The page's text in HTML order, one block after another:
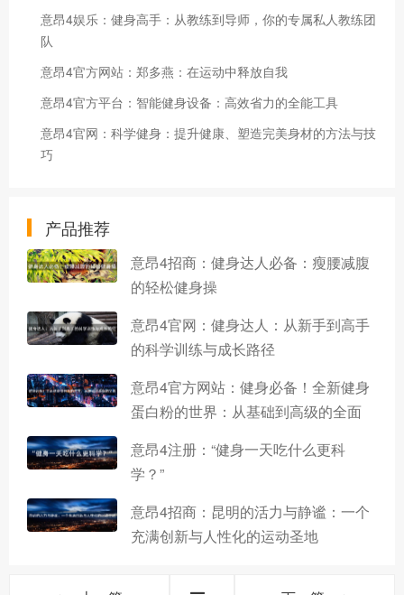
意昂4娱乐：健身高手：从教练到导师，你的专属私人教练团
队
意昂4官方网站：郑多燕：在运动中释放自我
意昂4官方平台：智能健身设备：高效省力的全能工具
意昂4官网：科学健身：提升健康、塑造完美身材的方法与技
巧
产品推荐
意昂4招商：健身达人必备：瘦腰减腹
的轻松健身操
意昂4官网：健身达人：从新手到高手
的科学训练与成长路径
意昂4官方网站：健身必备！全新健身
蛋白粉的世界：从基础到高级的全面
意昂4注册：“健身一天吃什么更科
学？”
意昂4招商：昆明的活力与静谧：一个
充满创新与人性化的运动圣地